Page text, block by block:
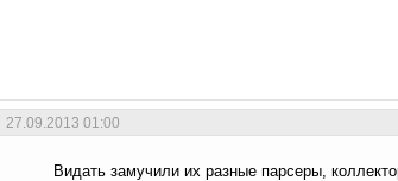
27.09.2013 01:00
Видать замучили их разные парсеры,